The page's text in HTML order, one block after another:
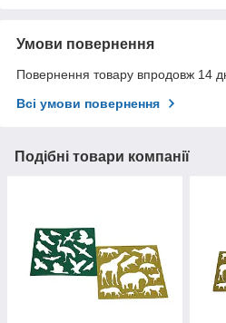
Умови повернення
Повернення товару впродовж 14
Всі умови повернення
Подібні товари компанії